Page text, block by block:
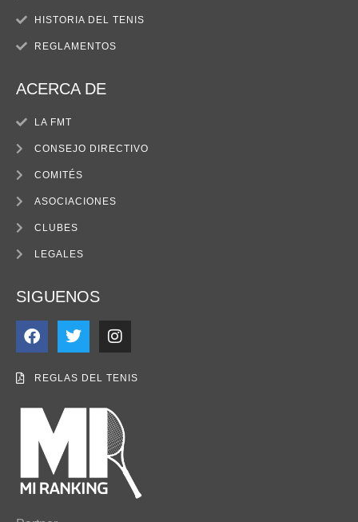
HISTORIA DEL TENIS
REGLAMENTOS
ACERCA DE
LA FMT
CONSEJO DIRECTIVO
COMITÉS
ASOCIACIONES
CLUBES
LEGALES
SIGUENOS
REGLAS DEL TENIS